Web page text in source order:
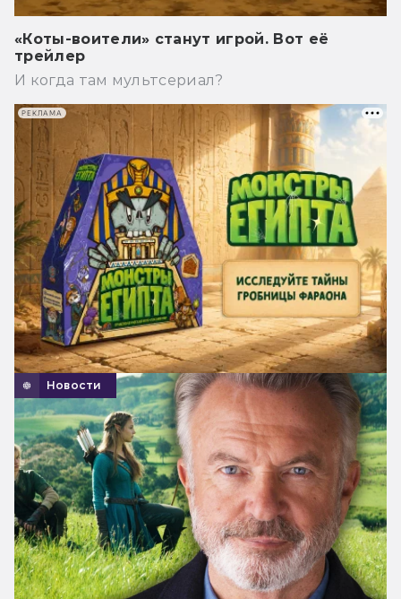
«Коты-воители» станут игрой. Вот её
трейлер
И когда там мультсериал?
Новости
РЕКЛАМА